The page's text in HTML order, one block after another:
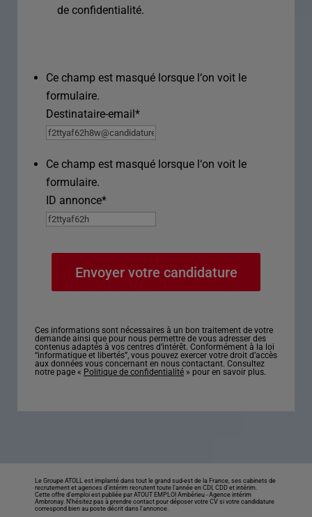
de confidentialité.
Ce champ est masqué lorsque l‘on voit le
formulaire.
Destinataire-email*
Ce champ est masqué lorsque l‘on voit le
formulaire.
ID annonce*
Ces informations sont nécessaires à un bon traitement de votre
demande ainsi que pour nous permettre de vous adresser des
contenus adaptés à vos centres d’intérêt. Conformément à la loi
“informatique et libertés”, vous pouvez exercer votre droit d’accès
aux données vous concernant en nous contactant. Consultez
notre page « Politique de confidentialité » pour en savoir plus.
Le Groupe ATOLL est implanté dans tout le grand sud-est de la France, ses cabinets de
recrutement et agences d’intérim recrutent toute l’année en CDI, CDD et intérim.
Cette offre d’emploi est publiée par ATOUT EMPLOI Ambérieu -Agence intérim
Ambronay. N’hésitez pas à prendre contact pour déposer votre CV si votre candidature
correspond bien au poste décrit dans l'annonce.